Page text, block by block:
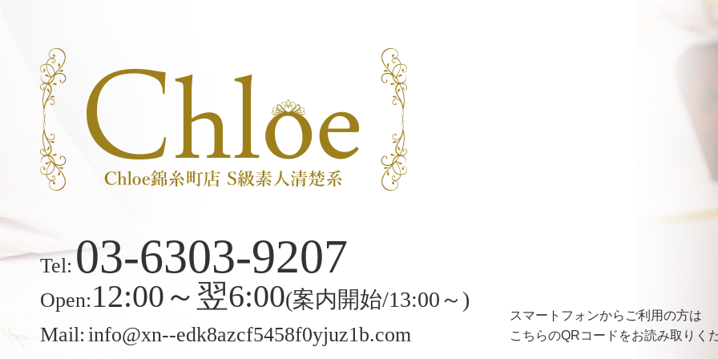
Tel: 03-6303-9207
Open:12:00～翌6:00(案内開始/13:00～)
Mail: info@xn--edk8azcf5458f0yjuz1b.com
スマートフォンからご利用の方は
こちらのQRコードをお読み取りく